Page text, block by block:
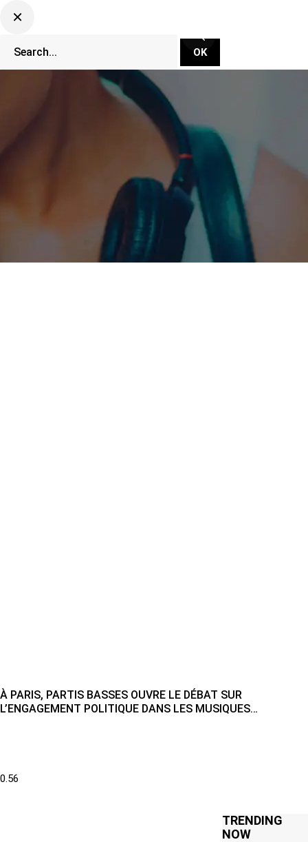
CLUBBING TV NETWORK
À PARIS, PARTIS BASSES OUVRE LE DÉBAT SUR
L’ENGAGEMENT POLITIQUE DANS LES MUSIQUES
TRENDING
NOW